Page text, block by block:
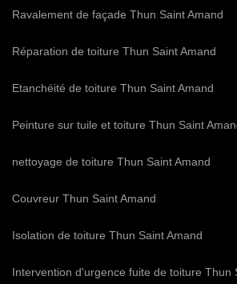
Ravalement de façade Thun Saint Amand
Réparation de toiture Thun Saint Amand
Etanchéité de toiture Thun Saint Amand
Peinture sur tuile et toiture Thun Saint
nettoyage de toiture Thun Saint Amand
Couvreur Thun Saint Amand
Isolation de toiture Thun Saint Amand
Intervention d'urgence fuite de toiture Thun